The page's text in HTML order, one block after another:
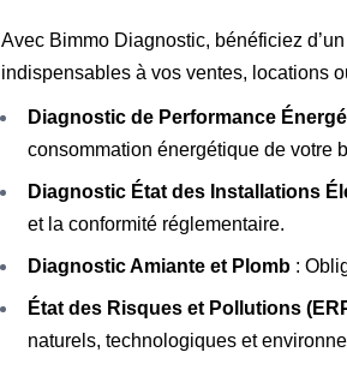
Avec Bimmo Diagnostic, bénéficiez
indispensables à vos ventes, locations
Diagnostic de Performance
consommation énergétique de votre
Diagnostic État des Installations
et la conformité réglementaire.
Diagnostic Amiante et Plomb :
État des Risques et Pollutions
naturels, technologiques et